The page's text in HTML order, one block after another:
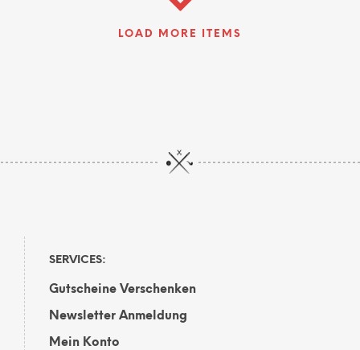
LOAD MORE ITEMS
SERVICES:
Gutscheine Verschenken
Newsletter Anmeldung
Mein Konto